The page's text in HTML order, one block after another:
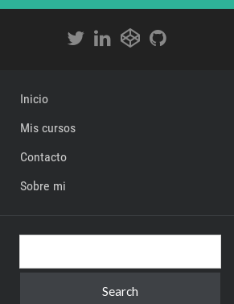
Inicio
Mis cursos
Contacto
Sobre mi